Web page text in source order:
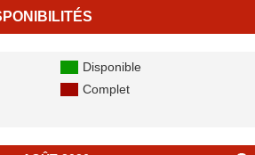
Disponible
Complet